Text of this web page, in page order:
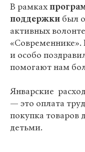
В рамках
поддержки был
активных
«Современнике».
и особо
помогают нам
Январские
— это оплата
покупка товаров
детьми.